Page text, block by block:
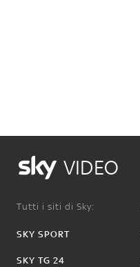
VIDEO
Tutti i siti di Sky:
SKY SPORT
SKY TG 24